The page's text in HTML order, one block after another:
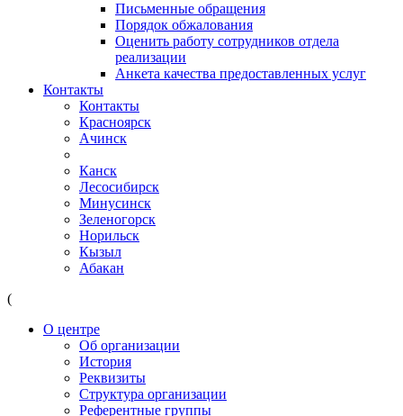
Письменные обращения
Порядок обжалования
Оценить работу сотрудников отдела
реализации
Анкета качества предоставленных услуг
Контакты
Контакты
Красноярск
Ачинск
Канск
Лесосибирск
Минусинск
Зеленогорск
Норильск
Кызыл
Абакан
(
О центре
Об организации
История
Реквизиты
Структура организации
Референтные группы